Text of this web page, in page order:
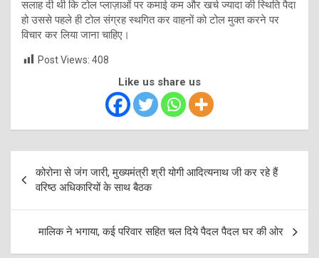
सलाह दी थी कि टोल प्लाज़ाओं पर कमाई कम और खर्च ज्यादा की स्थिति पैदा
हो उससे पहले ही टोल संग्रह स्थगित कर वाहनों को टोल मुक्त करने पर
विचार कर लिया जाना चाहिए।
Post Views: 408
Like us share us
Post
navigation
कोरोना से जंग जारी, मुख्यमंत्री श्री योगी आदित्यनाथ जी कर रहे हैं
वरिष्ठ अधिकारियों के साथ बैठक
मालिक ने भगाया, कई परिवार सहित चल दिये पैदल पैदल घर की ओर